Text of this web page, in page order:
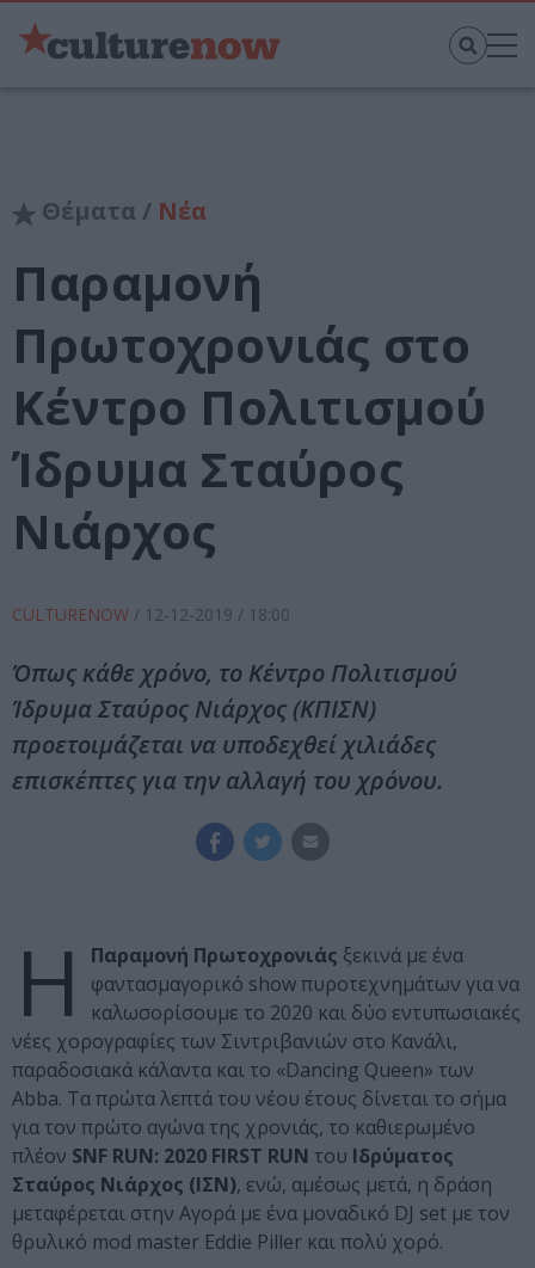
Θέματα / Νέα
Παραμονή
Πρωτοχρονιάς στο
Κέντρο Πολιτισμού
Ίδρυμα Σταύρος
Νιάρχος
CULTURENOW / 12-12-2019 / 18:00
Όπως κάθε χρόνο, το Κέντρο Πολιτισμού
Ίδρυμα Σταύρος Νιάρχος (ΚΠΙΣΝ)
προετοιμάζεται να υποδεχθεί χιλιάδες
επισκέπτες για την αλλαγή του χρόνου.
H Παραμονή Πρωτοχρονιάς ξεκινά με ένα
φαντασμαγορικό show πυροτεχνημάτων για να
καλωσορίσουμε το 2020 και δύο εντυπωσιακές
νέες χορογραφίες των Σιντριβανιών στο Κανάλι,
παραδοσιακά κάλαντα και το «Dancing Queen» των
Abba. Τα πρώτα λεπτά του νέου έτους δίνεται το σήμα
για τον πρώτο αγώνα της χρονιάς, το καθιερωμένο
πλέον SNF RUN: 2020 FIRST RUN του Ιδρύματος
Σταύρος Νιάρχος (ΙΣΝ), ενώ, αμέσως μετά, η δράση
μεταφέρεται στην Αγορά με ένα μοναδικό DJ set με τον
θρυλικό mod master Eddie Piller και πολύ χορό.